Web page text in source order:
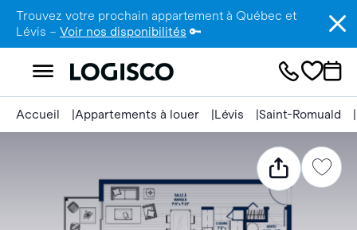
Trouvez votre prochain appartement à Québec et
Lévis – Voir nos disponibilités 🔑
Accueil Appartements à louer Lévis Saint-Romuald